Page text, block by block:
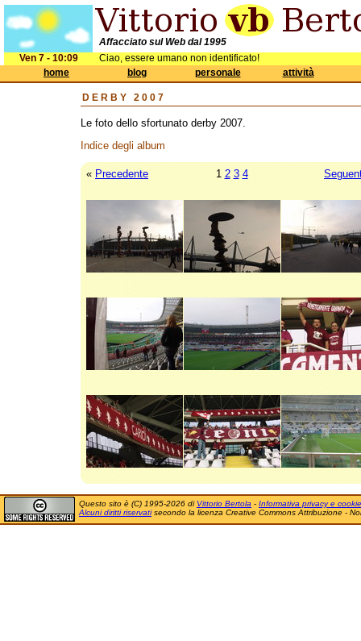
Affacciato sul Web dal 1995
Ven 7 - 10:09
Ciao, essere umano non identificato!
home
blog personale attività
DERBY 2007
Le foto dello sfortunato derby 2007.
Indice degli album
« Precedente 1 2 3 4
Questo sito è (C) 1995-2026 di Vittorio Bertola - Informativa privacy e cookie
Alcuni diritti riservatisecondo la licenza Creative Commons Attribuzione -